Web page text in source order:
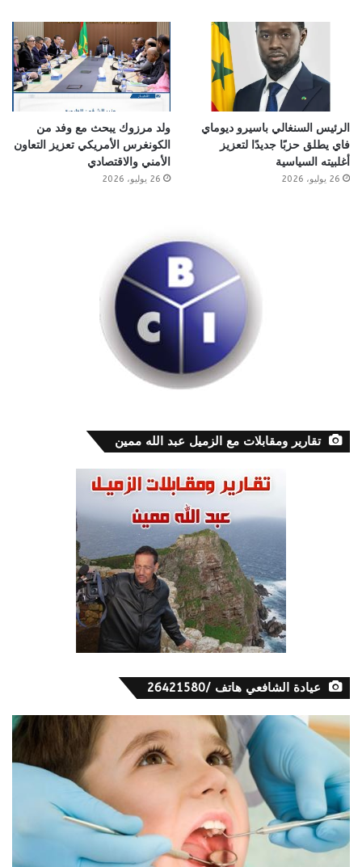
الرئيس السنغالي باسيرو ديوماي
فاي يطلق حزبًا جديدًا لتعزيز
أغلبيته السياسية
26 يوليو، 2026
ولد مرزوك يبحث مع وفد من
الكونغرس الأمريكي تعزيز التعاون
الأمني والاقتصادي
26 يوليو، 2026
تقارير ومقابلات مع الزميل عبد الله ممين
عيادة الشافعي هاتف /26421580